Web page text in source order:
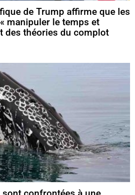
de Trump affirme que les
manipuler le temps et
des théories du complot